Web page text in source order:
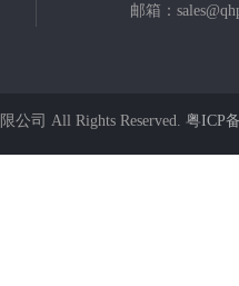
邮箱：
公司 All Rights Reserved. 粤ICP